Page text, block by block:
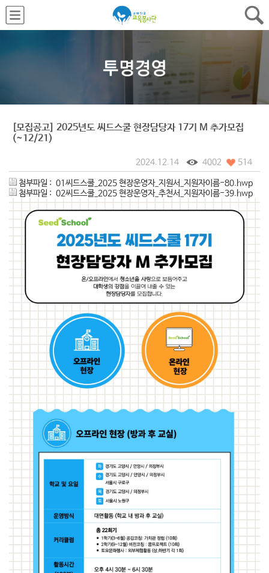
[모집공고] 2025년도 씨드스쿨 현장담당자 17기 M 추가모집
(~12/21)
2024.12.14 4002 514
첨부파일 : 01씨드스쿨_2025 현장운영자_지원서_지원자이름-80.hwp
첨부파일 : 02씨드스쿨_2025 현장운영자_추천서_지원자이름-39.hwp